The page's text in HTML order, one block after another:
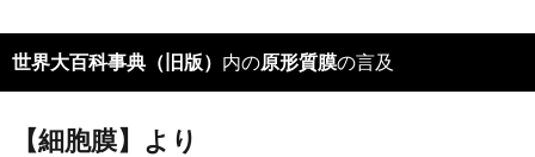
世界大百科事典（旧版） 内の原形質膜の言及
【細胞膜】より